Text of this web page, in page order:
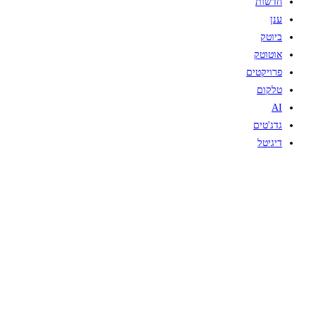
ענן
ביוטק
אוטוטק
פרויקטים
טלקום
AI
גדג'טים
דיגיטל